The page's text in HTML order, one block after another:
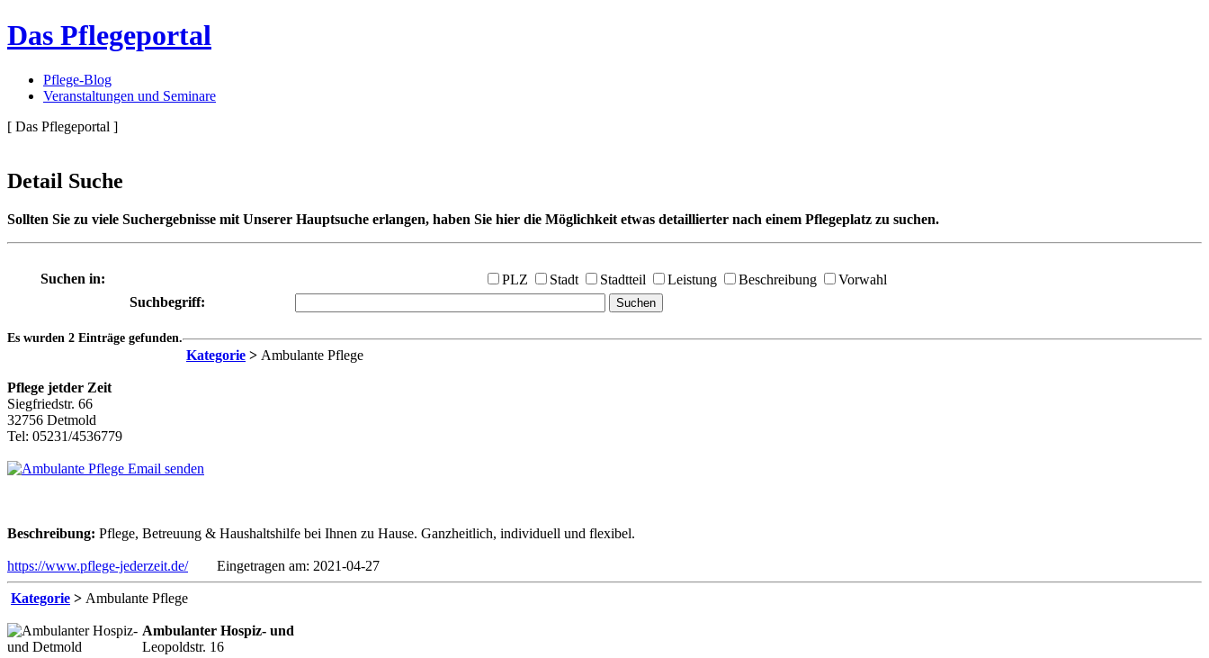
Das Pflegeportal
Pflege-Blog
Veranstaltungen und Seminare
[ Das Pflegeportal ]
Detail Suche
Sollten Sie zu viele Suchergebnisse mit Unserer Hauptsuche erlangen, haben Sie hier die Möglichkeit etwas detaillierter nach einem Pflegeplatz zu suchen.
Suchen in: PLZ Stadt Stadtteil Leistung Beschreibung
Vorwahl
Suchbegriff:
Es wurden 2 Einträge gefunden.
Kategorie > Ambulante Pflege
Pflege jetder Zeit
Siegfriedstr. 66
32756 Detmold
Tel: 05231/4536779
Email senden
Beschreibung: Pflege, Betreuung & Haushaltshilfe bei Ihnen zu Hause. Ganzheitlich, individuell und flexibel.
https://www.pflege-jederzeit.de/Eingetragen am: 2021-04-27
Kategorie > Ambulante Pflege
Ambulanter Hospiz- und
Leopoldstr. 16